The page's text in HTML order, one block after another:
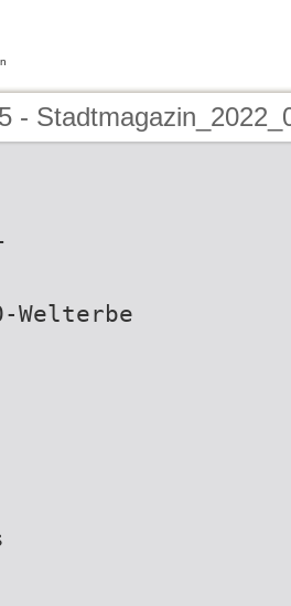
-
Welterbe